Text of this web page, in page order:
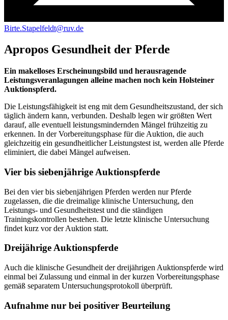
Birte.Stapelfeldt@ruv.de
Apropos Gesundheit der Pferde
Ein makelloses Erscheinungsbild und herausragende
Leistungsveranlagungen alleine machen noch kein Holsteiner
Auktionspferd.
Die Leistungsfähigkeit ist eng mit dem Gesundheitszustand, der sich
täglich ändern kann, verbunden. Deshalb legen wir größten Wert
darauf, alle eventuell leistungsmindernden Mängel frühzeitig zu
erkennen. In der Vorbereitungsphase für die Auktion, die auch
gleichzeitig ein gesundheitlicher Leistungstest ist, werden alle Pferde
eliminiert, die dabei Mängel aufweisen.
Vier bis siebenjährige Auktionspferde
Bei den vier bis siebenjährigen Pferden werden nur Pferde
zugelassen, die die dreimalige klinische Untersuchung, den
Leistungs- und Gesundheitstest und die ständigen
Trainingskontrollen bestehen. Die letzte klinische Untersuchung
findet kurz vor der Auktion statt.
Dreijährige Auktionspferde
Auch die klinische Gesundheit der dreijährigen Auktionspferde wird
einmal bei Zulassung und einmal in der kurzen Vorbereitungsphase
gemäß separatem Untersuchungsprotokoll überprüft.
Aufnahme nur bei positiver Beurteilung